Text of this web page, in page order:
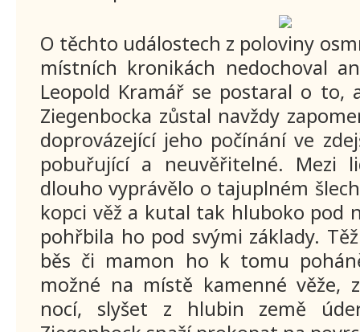
O těchto událostech z poloviny
místních kronikách nedochoval
Leopold Kramář se postaral o to,
Ziegenbocka zůstal navždy
doprovázející jeho počínání ve
pobuřující a neuvěřitelné. Mezi
dlouho vyprávělo o tajuplném
kopci věž a kutal tak hluboko pod
pohřbila ho pod svými základy.
běs či mamon ho k tomu
možné na místě kamenné věže,
nocí, slyšet z hlubin země